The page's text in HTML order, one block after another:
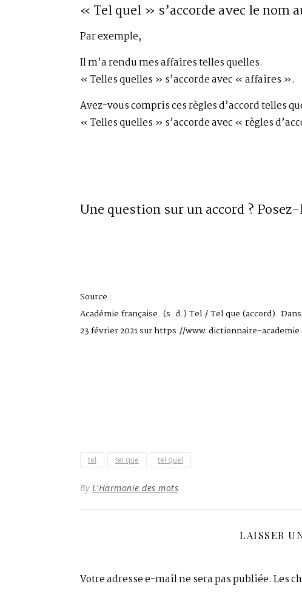
« Tel quel » s’accorde avec le nom
Par exemple,
Il m’a rendu mes affaires telles quelles.
« Telles quelles » s’accorde avec « affaires ».
Avez-vous compris ces règles d’accord telles
« Telles quelles » s’accorde avec « règles
Une question sur un accord ?
Source :
Académie française. (s. d.) Tel / Tel que (accord).
23 février 2021 sur https://www.dictionnaire-
tel tel que tel quel
By L'Harmonie des mots
LAISSER
Votre adresse e-mail ne sera pas publiée. Les